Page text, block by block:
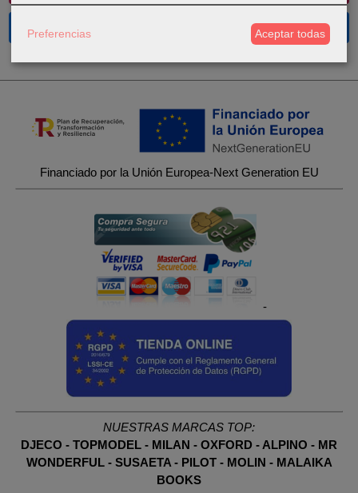
Facebook
Financiado por la Unión Europea-Next Generation EU
-
NUESTRAS MARCAS TOP:
DJECO - TOPMODEL - MILAN - OXFORD - ALPINO - MR
WONDERFUL- SUSAETA- PILOT- MOLIN - MALAIKA
BOOKS
Preferencias Aceptar todas